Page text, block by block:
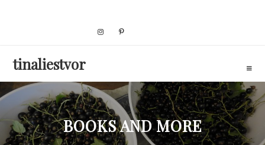
tinaliestvor
BOOKS AND MORE